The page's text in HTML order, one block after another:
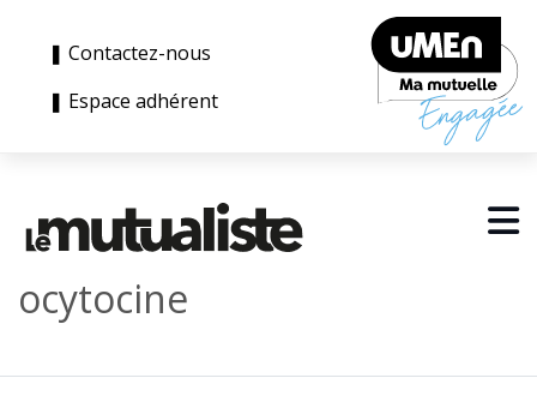
❚ Contactez-nous
❚ Espace adhérent
ocytocine